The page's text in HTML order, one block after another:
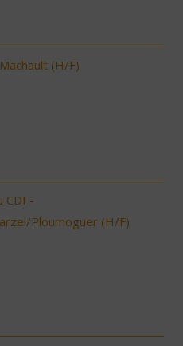
(H/F)
CDI -
Ploumoguer (H/F)